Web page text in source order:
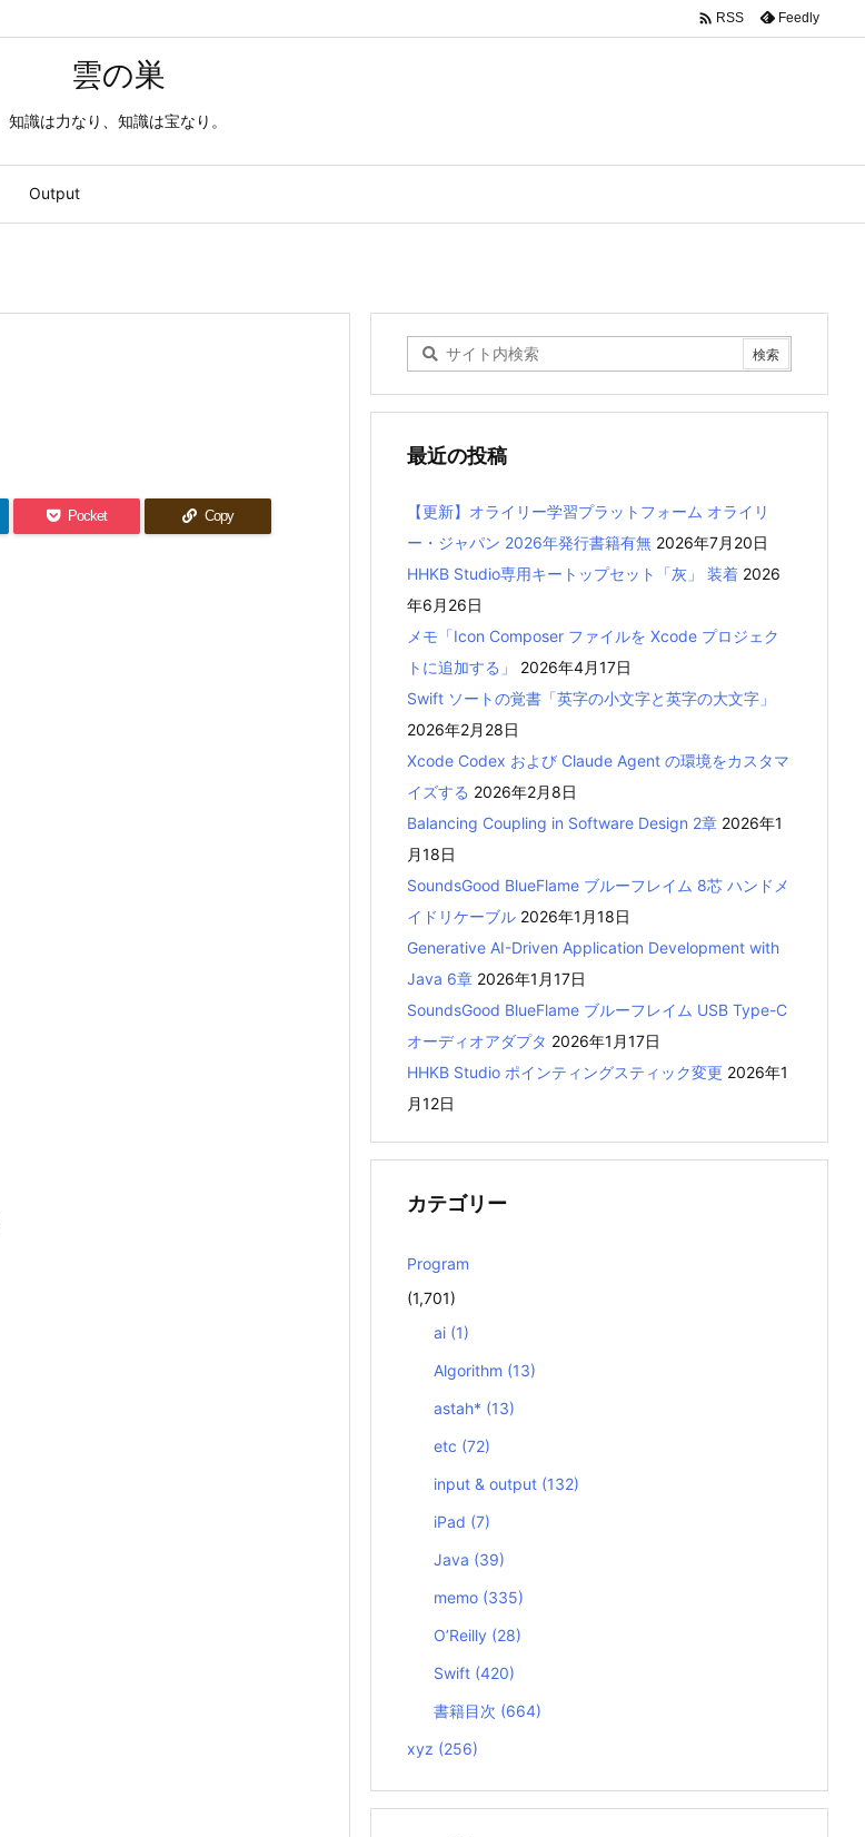
雲の巣
知識は力なり、知識は宝なり。
Output
 RSS Feedly
Pocket Copy
最近の投稿
【更新】オライリー学習プラットフォーム オライリ
ー・ジャパン 2026年発行書籍有無 2026年7月20日
HHKB Studio専用キートップセット「灰」 装着 2026
年6月26日
メモ「Icon Composer ファイルを Xcode プロジェク
トに追加する」
2026年4月17日
Swift ソートの覚書「英字の小文字と英字の大文字」
2026年2月28日
Xcode Codex および Claude Agent の環境をカスタマ
イズする 2026年2月8日
Balancing Coupling in Software Design 2章 2026年1
月18日
SoundsGood BlueFlame ブルーフレイム 8芯 ハンドメ
イドリケーブル 2026年1月18日
Generative AI-Driven Application Development with
Java 6章 2026年1月17日
SoundsGood BlueFlame ブルーフレイム USB Type-C
オーディオアダプタ 2026年1月17日
HHKB Studio ポインティングスティック変更 2026年1
月12日
カテゴリー
Program
(1,701)
ai (1)
Algorithm (13)
astah* (13)
etc (72)
input & output (132)
iPad (7)
Java (39)
memo (335)
O’Reilly (28)
Swift (420)
書籍目次 (664)
xyz (256)